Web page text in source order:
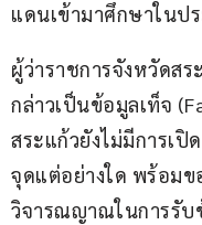
แดนเข้ามาศึกษาในป
ผู้ว่าราชการจังหวัดส
กล่าวเป็นข้อมูลเท็จ
สระแก้วยังไม่มีการเ
จุดแต่อย่างใด พร้อม
วิจารณญาณในการรับ